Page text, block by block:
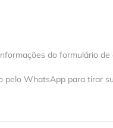
do formulário de
pelo WhatsApp para tirar